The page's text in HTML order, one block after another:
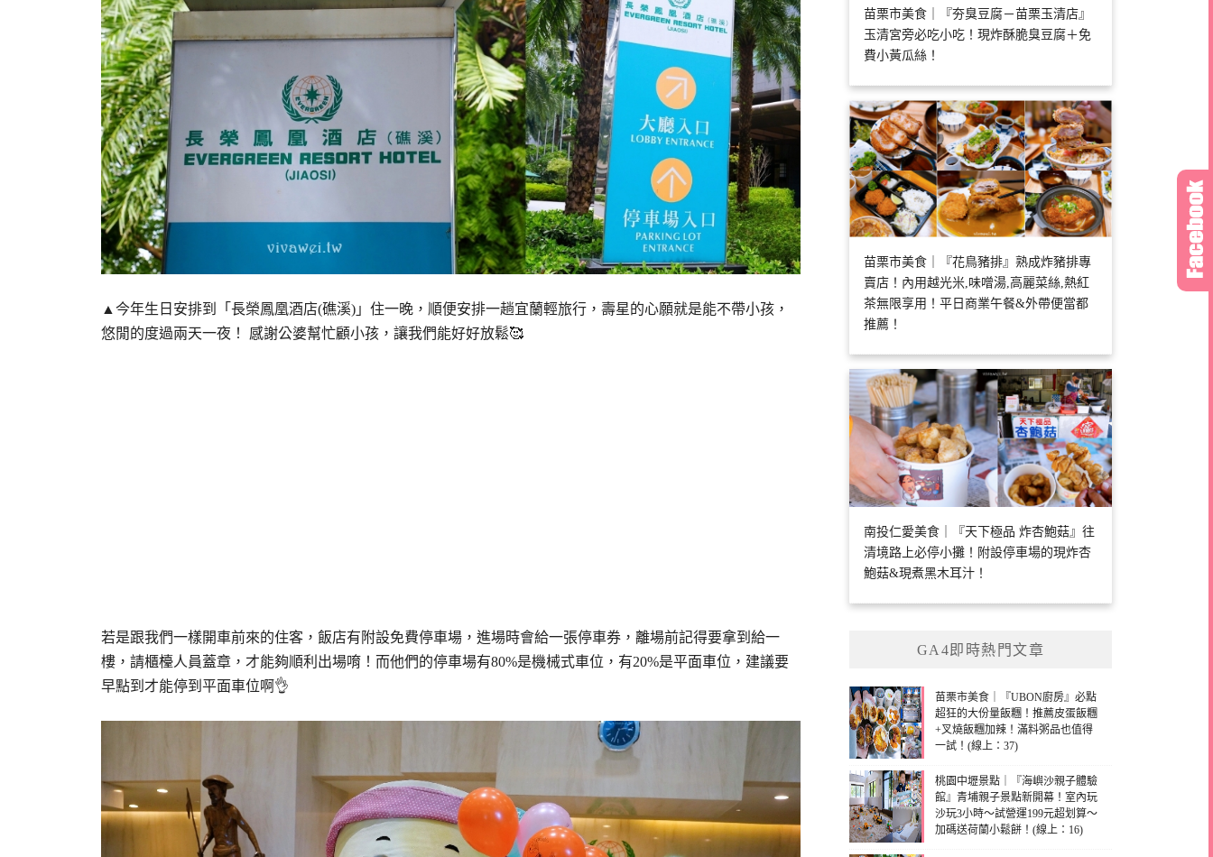
▲今年生日安排到「長榮鳳凰酒店(礁溪)」住一晚，順便安排一趟宜蘭輕旅行，壽星的心願就是能不帶小孩，
悠閒的度過兩天一夜！ 感謝公婆幫忙顧小孩，讓我們能好好放鬆🥰
若是跟我們一樣開車前來的住客，飯店有附設免費停車場，進場時會給一張停車券，離場前記得要拿到給一
樓，請櫃檯人員蓋章，才能夠順利出場唷！而他們的停車場有80%是機械式車位，有20%是平面車位，建議要
早點到才能停到平面車位啊👌
苗栗市美食｜『夯臭豆腐－苗栗玉清店』
玉清宮旁必吃小吃！現炸酥脆臭豆腐＋免
費小黃瓜絲！
苗栗市美食｜『花鳥豬排』熟成炸豬排專
賣店！內用越光米,味噌湯,高麗菜絲,熱紅
茶無限享用！平日商業午餐&外帶便當都
推薦！
南投仁愛美食｜『天下極品 炸杏鮑菇』往
清境路上必停小攤！附設停車場的現炸杏
鮑菇&現煮黑木耳汁！
GA4即時熱門文章
苗栗市美食｜『UBON廚房』必點
超狂的大份量飯糰！推薦皮蛋飯糰
+叉燒飯糰加辣！滿料粥品也值得
一試！(線上：37)
桃園中壢景點｜『海嶼沙親子體驗
館』青埔親子景點新開幕！室內玩
沙玩3小時～試營運199元超划算～
加碼送荷蘭小鬆餅！(線上：16)